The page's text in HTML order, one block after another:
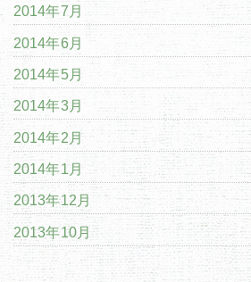
2014年7月
2014年6月
2014年5月
2014年3月
2014年2月
2014年1月
2013年12月
2013年10月